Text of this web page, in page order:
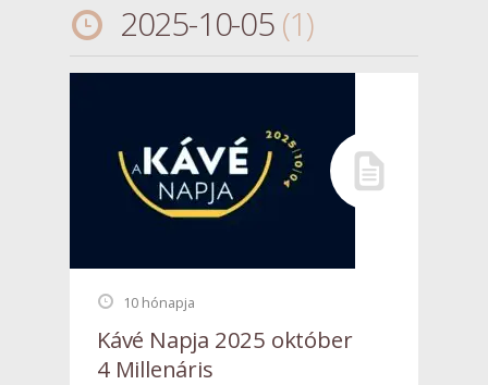
2025-10-05 1
10 hónapja
Kávé Napja 2025 október
4 Millenáris